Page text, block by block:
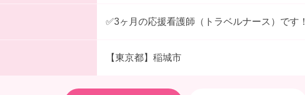
✅3ヶ月の応援看護師（トラベルナース）です！
【東京都】稲城市